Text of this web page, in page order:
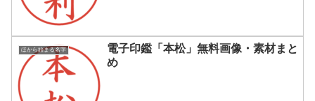
ほから始まる名字
電子印鑑「本松」無料画像・素材まと
め